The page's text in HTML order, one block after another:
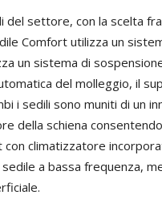
del settore, con la scelta
Comfort utilizza un
un sistema di
del molleggio, il
i sedili sono muniti di un
della schiena
climatizzatore
a bassa frequenza,